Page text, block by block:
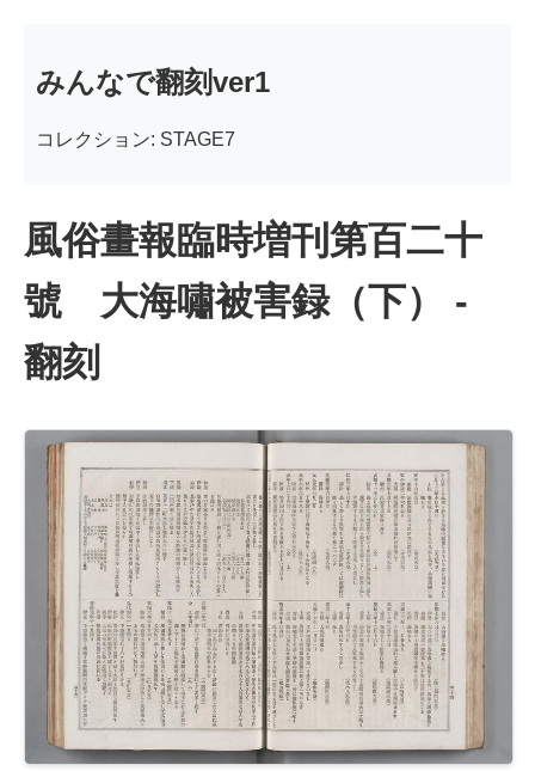
みんなで翻刻ver1
コレクション: STAGE7
風俗畫報臨時増刊第百二十
號 大海嘯被害録（下） -
翻刻